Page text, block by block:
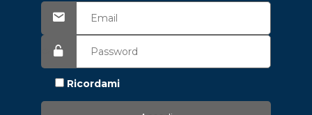
Ricordami